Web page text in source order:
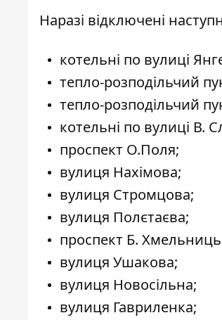
Наразі відключені
котельні по вулиці
тепло-розподільчий
тепло-розподільчий
котельні по вулиці В.
проспект О.Поля;
вулиця Нахімова;
вулиця Стромцова;
вулиця Полєтаєва;
проспект Б.
вулиця Ушакова;
вулиця Новосільна;
вулиця Гавриленка;